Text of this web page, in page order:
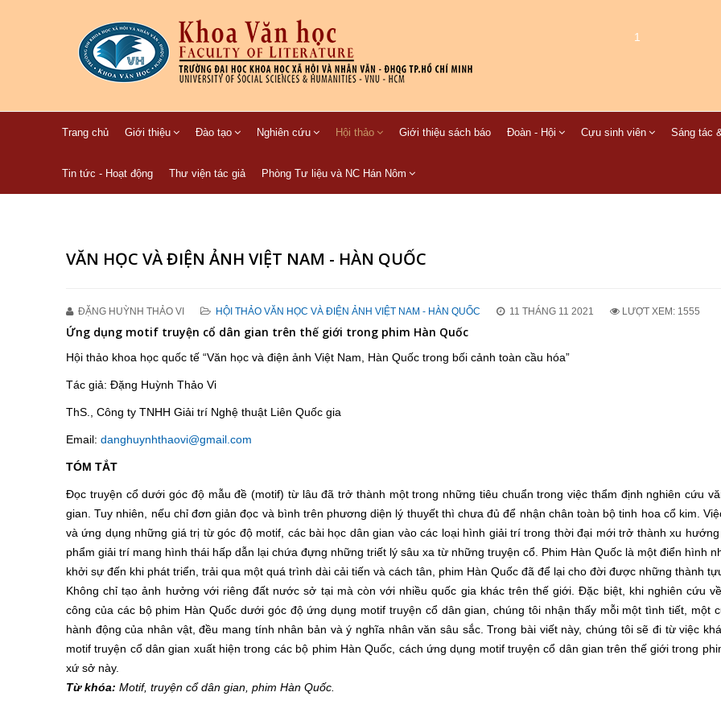
1
Trang chủ Giới thiệu Đào tạo Nghiên cứu Hội thảo Giới thiệu sách báo Đoàn - Hội Cựu sinh viên Sáng tác
Tin tức - Hoạt động Thư viện tác giả Phòng Tư liệu và NC Hán Nôm
VĂN HỌC VÀ ĐIỆN ẢNH VIỆT NAM - HÀN QUỐC
ĐẶNG HUỲNH THẢO VI HỘI THẢO VĂN HỌC VÀ ĐIỆN ẢNH VIỆT NAM - HÀN QUỐC 11 THÁNG 11 2021 LƯỢT XEM: 1555
Ứng dụng motif truyện cổ dân gian trên thế giới trong phim Hàn Quốc
Hội thảo khoa học quốc tế “Văn học và điện ảnh Việt Nam, Hàn Quốc trong bối cảnh toàn cầu hóa”
Tác giả: Đặng Huỳnh Thảo Vi
ThS., Công ty TNHH Giải trí Nghệ thuật Liên Quốc gia
Email: danghuynhthaovi@gmail.com
TÓM TẮT
Đọc truyện cổ dưới góc độ mẫu đề (motif) từ lâu đã trở thành một trong những tiêu chuẩn trong việc thẩm định nghiên cứu
gian. Tuy nhiên, nếu chỉ đơn giản đọc và bình trên phương diện lý thuyết thì chưa đủ để nhận chân toàn bộ tinh hoa cổ kim.
và ứng dụng những giá trị từ góc độ motif, các bài học dân gian vào các loại hình giải trí trong thời đại mới trở thành xu hướng
phẩm giải trí mang hình thái hấp dẫn lại chứa đựng những triết lý sâu xa từ những truyện cổ. Phim Hàn Quốc là một điển hình
khởi sự đến khi phát triển, trải qua một quá trình dài cải tiến và cách tân, phim Hàn Quốc đã để lại cho đời được những thành
Không chỉ tạo ảnh hưởng với riêng đất nước sở tại mà còn với nhiều quốc gia khác trên thế giới. Đặc biệt, khi nghiên cứu
công của các bộ phim Hàn Quốc dưới góc độ ứng dụng motif truyện cổ dân gian, chúng tôi nhận thấy mỗi một tình tiết, một
hành động của nhân vật, đều mang tính nhân bản và ý nghĩa nhân văn sâu sắc. Trong bài viết này, chúng tôi sẽ đi từ việc
motif truyện cổ dân gian xuất hiện trong các bộ phim Hàn Quốc, cách ứng dụng motif truyện cổ dân gian trên thế giới trong
xứ sở này.
Từ khóa: Motif, truyện cổ dân gian, phim Hàn Quốc.